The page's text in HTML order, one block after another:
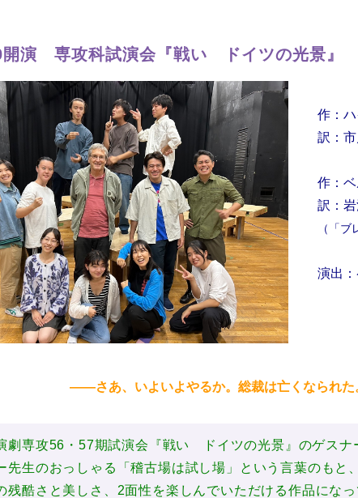
演 専攻科試演会『戦い ドイツの光景』
作：
訳：市
作：
訳：
（「
演出
――さあ、いよいよやるか。総裁は亡くなられ
劇専攻56・57期試演会『戦い ドイツの光景』のゲスナ
先生のおっしゃる「稽古場は試し場」という言葉のもと
残酷さと美しさ、2面性を楽しんでいただける作品にな